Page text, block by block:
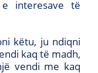
interesave të
këtu, ju ndiqni
kaq të madh,
vendi me kaq